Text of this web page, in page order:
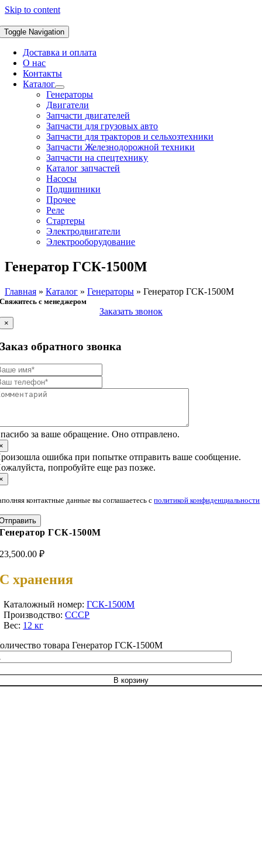
Skip to content
Toggle Navigation
Доставка и оплата
О нас
Контакты
Каталог
Генераторы
Двигатели
Запчасти двигателей
Запчасти для грузовых авто
Запчасти для тракторов и сельхозтехники
Запчасти Железнодорожной техники
Запчасти на спецтехнику
Каталог запчастей
Насосы
Подшипники
Прочее
Реле
Стартеры
Электродвигатели
Электрооборудование
Генератор ГСК-1500М
Главная » Каталог » Генераторы » Генератор ГСК-1500М
Свяжитесь с менеджером
Заказать звонок
×
Заказ обратного звонка
за ваше обращение. Оно отправлено.
ошибка при попытке отправить ваше сообщение.
попробуйте еще раз позже.
контактные данные вы соглашаетесь сполитикой конфиденциальности
Генератор ГСК-1500М
23,500.00₽
С хранения
Каталожный номер:ГСК-1500М
Производство:СССР
Вес: 12 кг
товара Генератор ГСК-1500М
В корзину